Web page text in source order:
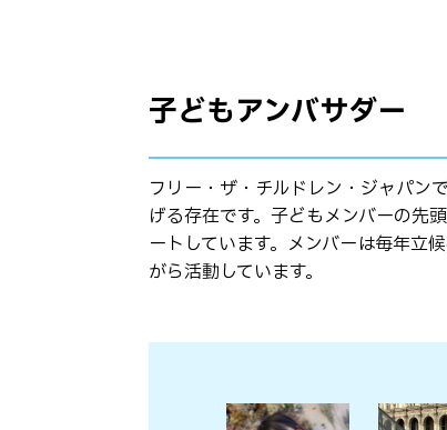
子どもアンバサダー
フリー・ザ・チルドレン・ジャパン
げる存在です。子どもメンバーの先
ートしています。メンバーは毎年立
がら活動しています。